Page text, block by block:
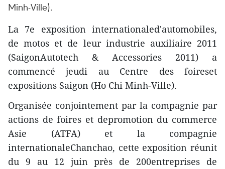
Minh-Ville).
La 7e exposition internationaled'automobiles,
de motos et de leur industrie auxiliaire 2011
(SaigonAutotech & Accessories 2011) a
commencé jeudi au Centre des foireset
expositions Saigon (Ho Chi Minh-Ville).
Organisée conjointement par la compagnie par
actions de foires et depromotion du commerce
Asie (ATFA) et la compagnie
internationaleChanchao, cette exposition réunit
du 9 au 12 juin près de 200entreprises de